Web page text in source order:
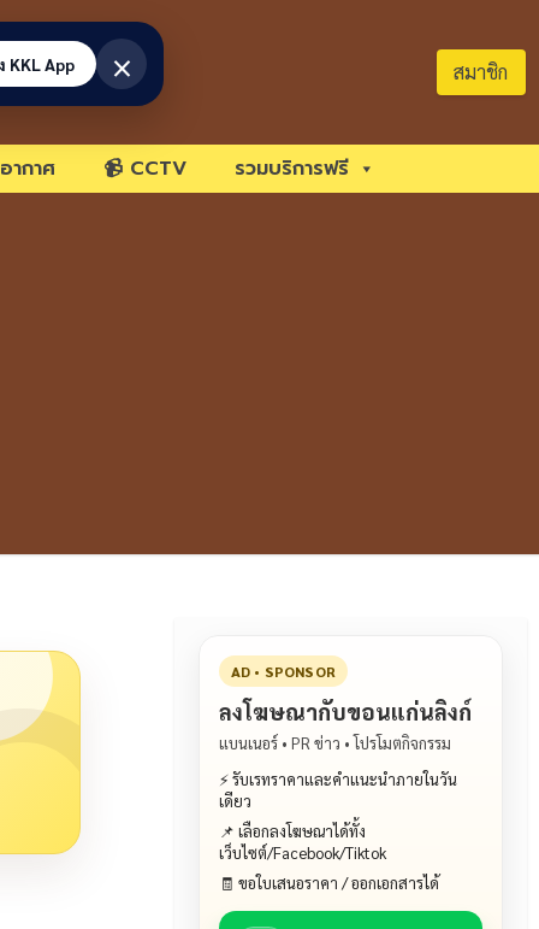
สมาชิก
ากาศ 📹 CCTV รวมบริการฟรี
AD • SPONSOR
ลงโฆษณากับขอนแก่นลิงก์
แบนเนอร์ • PR ข่าว • โปรโมตกิจกรรม
⚡ รับเรทราคาและคำแนะนำภายในวัน
เดียว
📌 เลือกลงโฆษณาได้ทั้ง
เว็บไซต์/Facebook/Tiktok
🧾 ขอใบเสนอราคา / ออกเอกสารได้
KKL App ×